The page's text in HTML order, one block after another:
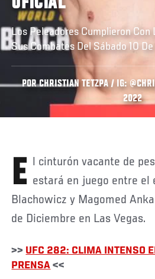
Los Peleadores Cumplieron Con
Sus Combates Del Sábado 10
POR CHRISTIAN TETZPA / IG:
2022
El cinturón vacante de peso semicompleto estará en juego entre el
Blachowicz y Magomed
de Diciembre en Las Vegas.
>> UFC 282: CLIMA INTENSO
PRENSA <<